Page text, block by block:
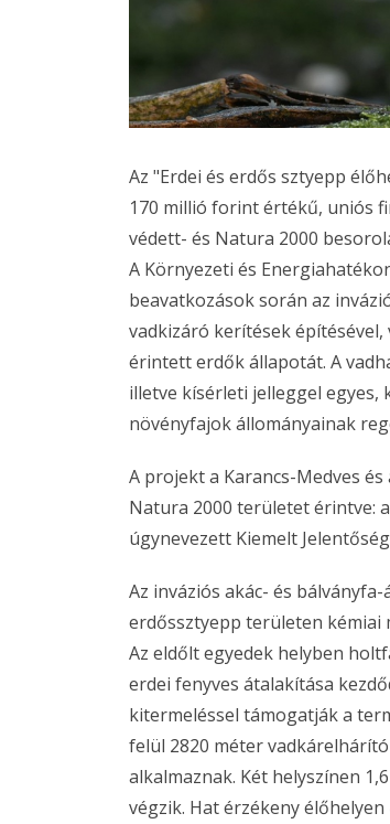
Az "Erdei és erdős sztyepp
170 millió forint értékű, uniós
védett- és Natura 2000
A Környezeti és
beavatkozások során az
vadkizáró kerítések
érintett erdők állapotát. A
illetve kísérleti jelleggel
növényfajok állományainak
A projekt a Karancs-Medves
Natura 2000 területet érintve:
úgynevezett Kiemelt
Az inváziós akác- és
erdőssztyepp területen kémiai
Az eldőlt egyedek helyben
erdei fenyves átalakítása
kitermeléssel támogatják a
felül 2820 méter
alkalmaznak. Két helyszínen
végzik. Hat érzékeny